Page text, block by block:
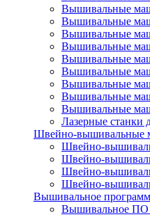
Вышивальные
Вышивальные
Вышивальные
Вышивальные
Вышивальные
Вышивальные
Вышивальные
Вышивальные
Вышивальные
Лазерные станки
Швейно-вышивальные
Швейно-
Швейно-
Швейно-
Швейно-
Вышивальное
Вышивальное ПО